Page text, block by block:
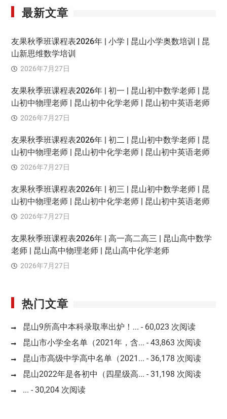
最新文章
友果秋季班课程表2026年 | 小学 | 昆山小学奥数培训 | 昆
山新思维数学培训
2026年7月27日
友果秋季班课程表2026年 | 初一 | 昆山初中数学老师 | 昆
山初中物理老师 | 昆山初中化学老师 | 昆山初中英语老师
2026年7月27日
友果秋季班课程表2026年 | 初二 | 昆山初中数学老师 | 昆
山初中物理老师 | 昆山初中化学老师 | 昆山初中英语老师
2026年7月27日
友果秋季班课程表2026年 | 初三 | 昆山初中数学老师 | 昆
山初中物理老师 | 昆山初中化学老师 | 昆山初中英语老师
2026年7月27日
友果秋季班课程表2026年 | 高一高二高三 | 昆山高中数学
老师 | 昆山高中物理老师 | 昆山高中化学老师
2026年7月27日
热门文章
昆山9所高中本科录取率出炉！... - 60,023 次阅读
昆山市小学全名单（2021年，含... - 43,863 次阅读
昆山市高级中学高中名单（2021... - 36,178 次阅读
昆山2022年是各初中（四星级高... - 31,198 次阅读
... - 30,204 次阅读